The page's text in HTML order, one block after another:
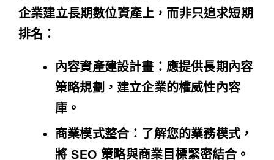
企業建立長期數位資產上，而非只追求短期
排名：
內容資產建設計畫：應提供長期內容
策略規劃，建立企業的權威性內容
庫。
商業模式整合：了解您的業務模式，
將 SEO 策略與商業目標緊密結合。